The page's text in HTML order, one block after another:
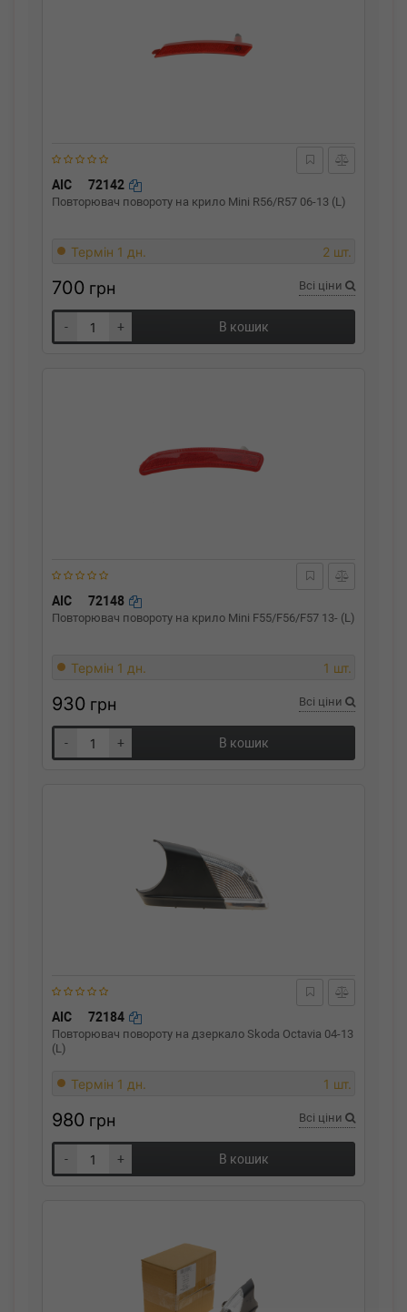
AIC 72142
Повторювач повороту на крило Mini R56/R57 06-13 (L)
Термін 1 дн. 2 шт.
700 грн Всі ціни
- + В кошик
AIC 72148
Повторювач повороту на крило Mini F55/F56/F57 13- (L)
Термін 1 дн. 1 шт.
930 грн Всі ціни
- + В кошик
AIC 72184
Повторювач повороту на дзеркало Skoda Octavia 04-13
(L)
Термін 1 дн. 1 шт.
980 грн Всі ціни
- + В кошик